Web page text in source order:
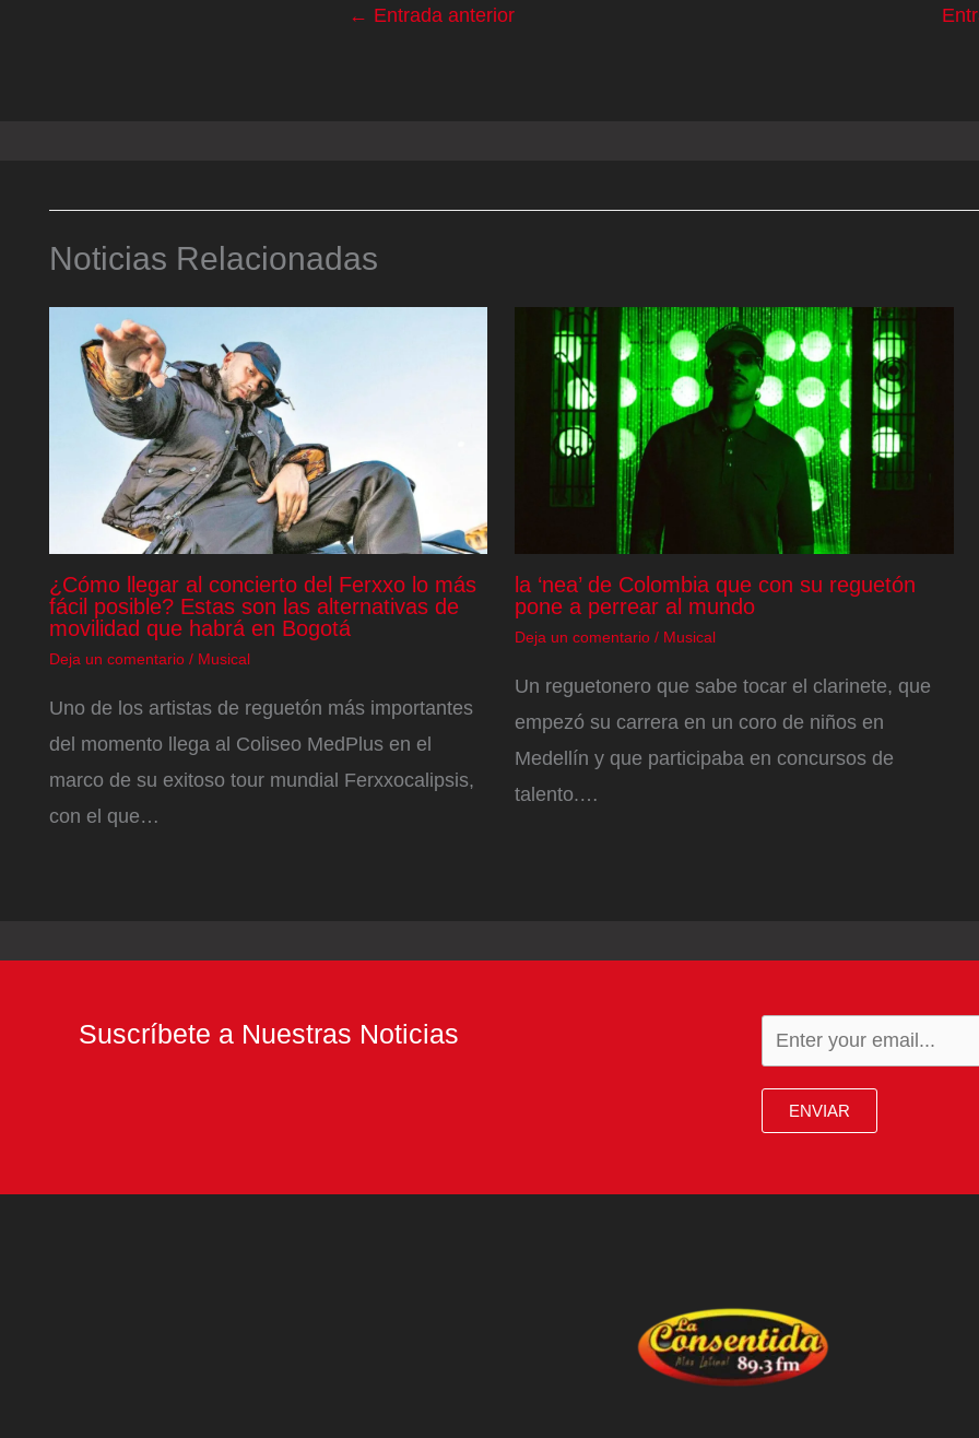
← Entrada anterior
Noticias Relacionadas
¿Cómo llegar al concierto del Ferxxo lo más
fácil posible? Estas son las alternativas de
movilidad que habrá en Bogotá
Deja un comentario / Musical
Uno de los artistas de reguetón más importantes
del momento llega al Coliseo MedPlus en el
marco de su exitoso tour mundial Ferxxocalipsis,
con el que…
la ‘nea’ de Colombia que con su reguetón
pone a perrear al mundo
Deja un comentario / Musical
Un reguetonero que sabe tocar el clarinete, que
empezó su carrera en un coro de niños en
Medellín y que participaba en concursos de
talento.…
Suscríbete a Nuestras Noticias
ENVIAR